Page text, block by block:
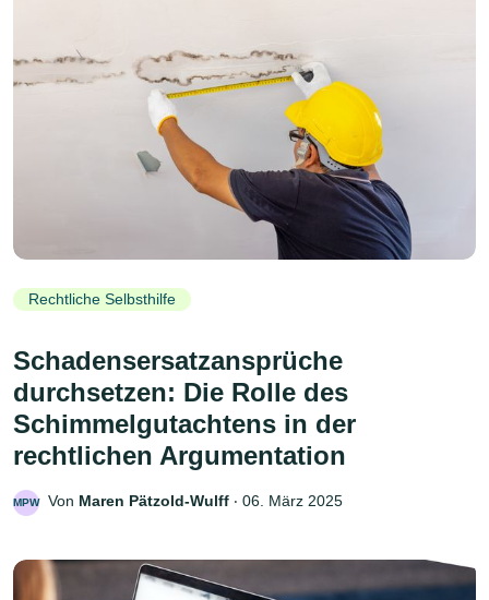
Rechtliche Selbsthilfe
Schadensersatzansprüche
durchsetzen: Die Rolle des
Schimmelgutachtens in der
rechtlichen Argumentation
MPW Von Maren Pätzold-Wulff ‧ 06. März 2025